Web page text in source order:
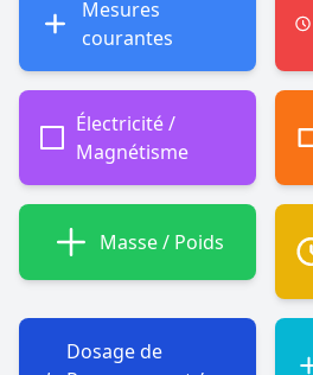
Mesures
courantes
Électricité /
Magnétisme
Masse / Poids
Dosage de